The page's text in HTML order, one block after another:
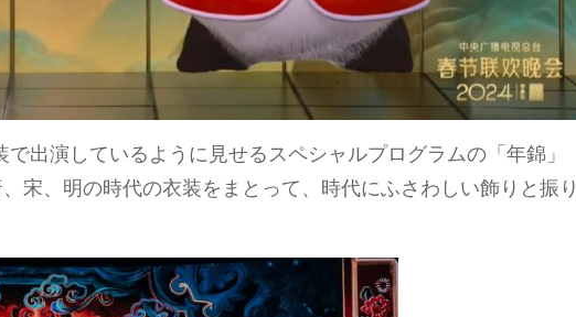
出演しているように見せるスペシャルプログラムの「年錦」
宋、明の時代の衣装をまとって、時代にふさわしい飾りと振り